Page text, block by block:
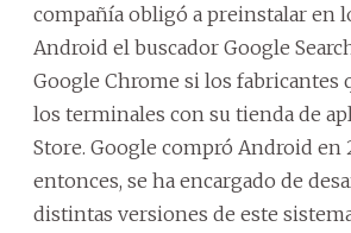
compañía obligó a preinstalar en
Android el buscador Google
Google Chrome si los fabricantes
los terminales con su tienda de
Store. Google compró Android en
entonces, se ha encargado de
distintas versiones de este